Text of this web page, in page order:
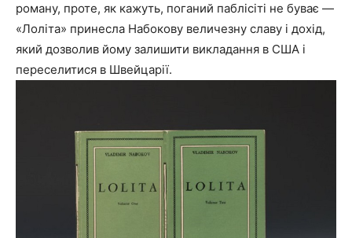
роману, проте, як кажуть, поганий паблісіті не буває —
«Лоліта» принесла Набокову величезну славу і дохід,
який дозволив йому залишити викладання в США і
переселитися в Швейцарії.